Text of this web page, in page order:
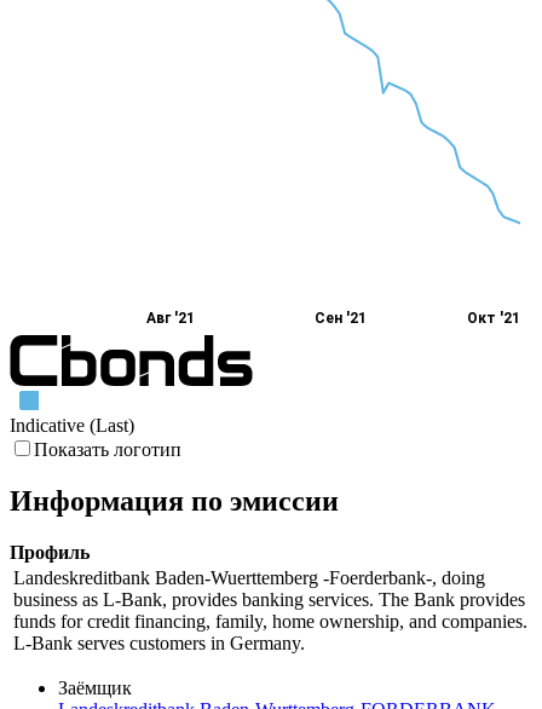
Авг '21 Сен '21 Окт '21
Indicative (Last)
Показать логотип
Информация по эмиссии
Профиль
Landeskreditbank Baden-Wuerttemberg -Foerderbank-, doing
business as L-Bank, provides banking services. The Bank provides
funds for credit financing, family, home ownership, and companies.
L-Bank serves customers in Germany.
Заёмщик